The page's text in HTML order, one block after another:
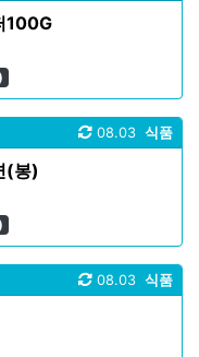
100G
식품
08.03
(봉)
식품
08.03